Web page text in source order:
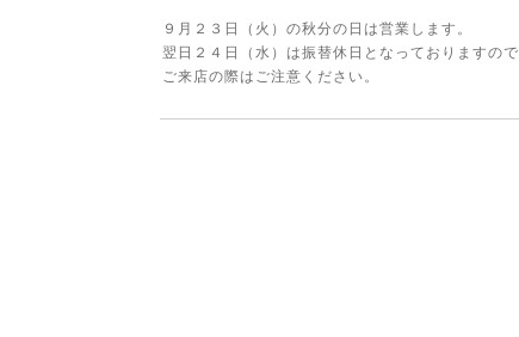
９月２３日（火）の秋分の日は営業します。
翌日２４日（水）は振替休日となっておりますので
ご来店の際はご注意ください。